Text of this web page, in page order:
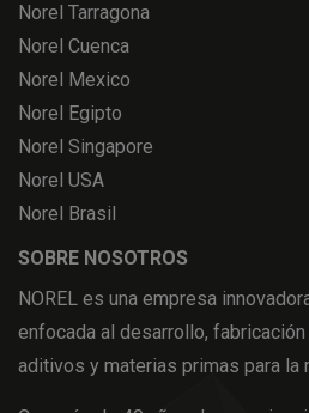
Norel Tarragona
Norel Cuenca
Norel Mexico
Norel Egipto
Norel Singapore
Norel USA
Norel Brasil
SOBRE NOSOTROS
NOREL es una empresa
enfocada al desarrollo,
aditivos y materias primas para la